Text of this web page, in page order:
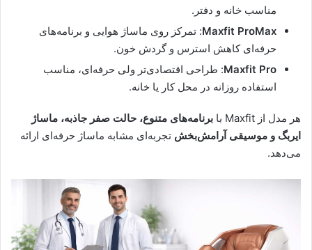
مناسب خانه و دفتر.
Maxfit ProMax: تمرکز روی ماساژ هوایی و برنامه‌های
حرفه‌ای کاهش استرس و گردش خون.
Maxfit Pro: طراحی اقتصادی‌تر ولی حرفه‌ای، مناسب
استفاده روزانه در محل کار یا خانه.
هر مدل از Maxfit با
برنامه‌های متنوع، حالت صفر جاذبه، ماساژ
ایر‌بگ و موسیقی آرامش‌بخش تجربه‌ای مشابه ماساژ حرفه‌ای ارائه
می‌دهد.